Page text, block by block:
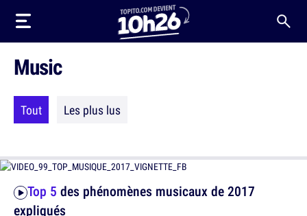
Music
Tout Les plus lus
Top 5 des phénomènes musicaux de 2017
expliqués